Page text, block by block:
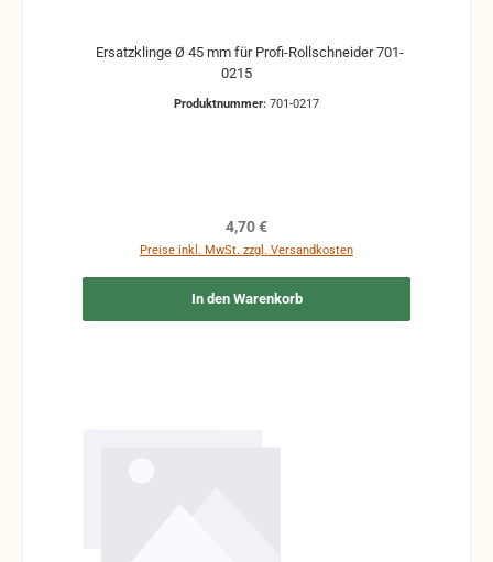
Produktnummer: 701-0217
Regulärer Preis:
4,70 €
Preise inkl. MwSt. zzgl. Versandkosten
In den Warenkorb